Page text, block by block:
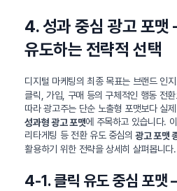
4. 성과 중심 광고 포
유도하는 전략적 선택
디지털 마케팅의 최종 목표는 브랜드 인
클릭, 가입, 구매 등의 구체적인 행동 전
따라 광고주는 단순 노출형 포맷보다 실
성과형 광고 포맷에 주목하고 있습니다.
리타게팅 등 전환 유도 중심의광고 포맷
활용하기 위한 전략을 상세히 살펴봅니다.
4-1. 클릭 유도 중심 포